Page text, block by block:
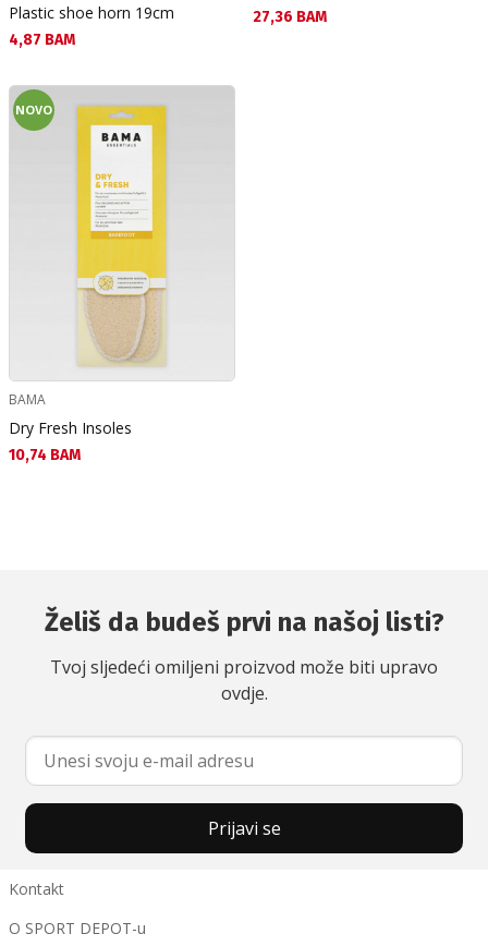
Plastic shoe horn 19cm
Текуща цена:
4,87 BAM
Текуща цена:
27,36 BAM
NOVO
BAMA
Dry Fresh Insoles
Текуща цена:
10,74 BAM
Želiš da budeš prvi na našoj listi?
Tvoj sljedeći omiljeni proizvod može biti upravo
ovdje.
Prijavi se
Kontakt
O SPORT DEPOT-u